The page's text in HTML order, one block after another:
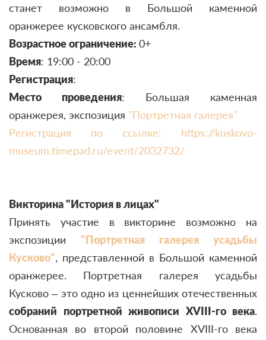
станет возможно в Большой каменной
оранжерее кусковского ансамбля.
Возрастное ограничение: 0+
Время: 19:00 - 20:00
Регистрация:
Место проведения: Большая каменная
оранжерея, экспозиция "Портретная галерея"
Регистрация по ссылке: https://kuskovo-
museum.timepad.ru/event/2032732/
Викторина "История в лицах"
Принять участие в викторине возможно на
экспозиции "Портретная галерея усадьбы
Кусково", представленной в Большой каменной
оранжерее. Портретная галерея усадьбы
Кусково – это одно из ценнейших отечественных
собраний портретной живописи XVIII-го века.
Основанная во второй половине XVIII-го века